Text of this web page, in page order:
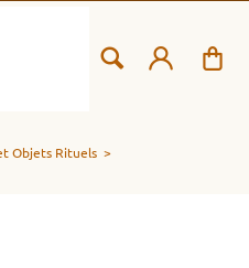
Objets Rituels >